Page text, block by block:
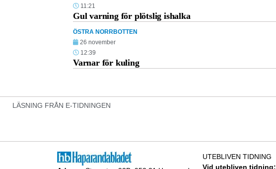
11:21
Gul varning för plötslig ishalka
ÖSTRA NORRBOTTEN
26 november
12:39
Varnar för kuling
LÄSNING FRÅN E-TIDNINGEN
UTEBLIVEN TIDNING
Vid utebliven tidning: